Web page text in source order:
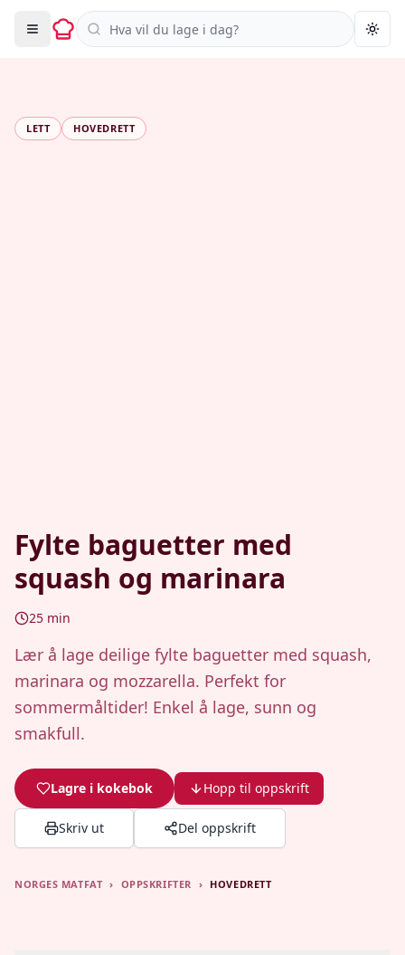
Søk i oppskrifter
LETT HOVEDRETT
Fylte baguetter med
squash og marinara
25 min
Lær å lage deilige fylte baguetter med squash,
marinara og mozzarella. Perfekt for
sommermåltider! Enkel å lage, sunn og
smakfull.
Lagre i kokebok Hopp til oppskrift
Skriv ut Del oppskrift
NORGES MATFAT › OPPSKRIFTER › HOVEDRETT